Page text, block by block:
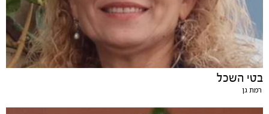
בטי השכל
רמת גן